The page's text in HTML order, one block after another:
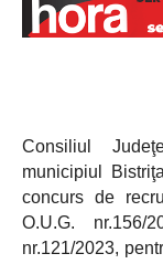
Consiliul
municipiul
concurs de
O.U.G.
nr.121/2023,